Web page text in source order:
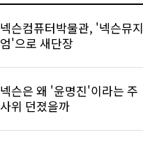
넥슨컴퓨터박물관, '넥슨뮤지
엄'으로 새단장
넥슨은 왜 '윤명진'이라는 주
사위 던졌을까